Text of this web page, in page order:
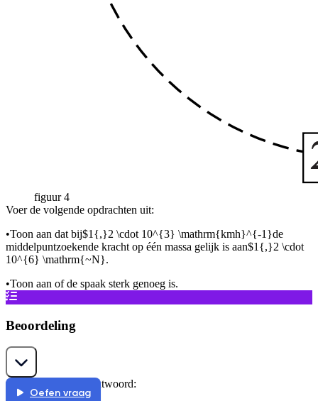
figuur 4
Voer de volgende opdrachten uit:
•Toon aan dat bij$1{,}2 \cdot 10^{3} \mathrm{kmh}^{-1}de
middelpuntzoekende kracht op één massa gelijk is aan$1{,}2 \cdot
10^{6} \mathrm{~N}.
•Toon aan of de spaak sterk genoeg is.
Beoordeling
voorbeeld van een antwoord:
Oefen vraag